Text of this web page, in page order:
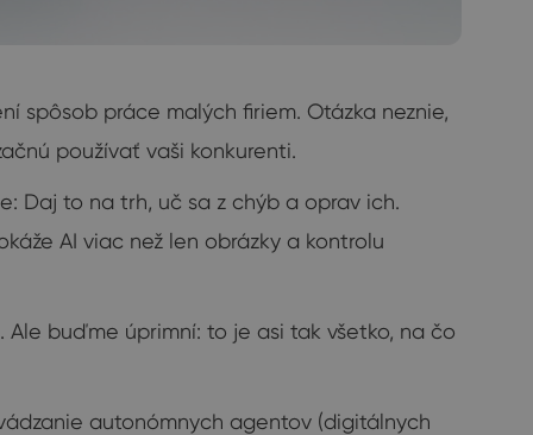
spôsob práce malých firiem. Otázka neznie,
používať vaši konkurenti.
Daj to na trh, uč sa z chýb a oprav ich.
AI viac než len obrázky a kontrolu
buďme úprimní: to je asi tak všetko, na čo
autonómnych agentov (digitálnych